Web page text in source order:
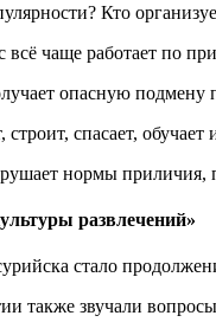
Кто
чаще работает по
опасную подмену
строит, спасает,
нормы
развлечений»
стало
также звучали